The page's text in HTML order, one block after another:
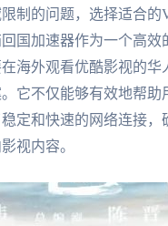
制的问题，选择适合的
国加速器作为一个高效
海外观看优酷影视的华
它不仅能够有效地帮助
定和快速的网络连接，
视内容。